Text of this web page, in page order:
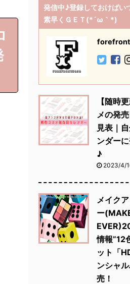
発信中♪登録しておけばい
素早くＧＥＴ(*´ω｀*)
【随時
メの発
見表｜
ンダー
♪
2023/4/
メイク
ー
情報”12
ット「
ンシャ
売！